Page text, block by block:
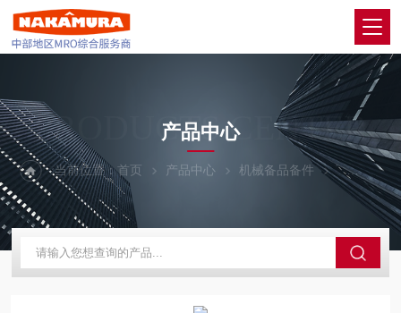
PRODUCTS CENTER
产品中心
当前位置：首页 产品中心 机械备品备件 KOGANEI